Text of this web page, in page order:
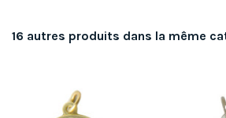
16 autres produits dans la même